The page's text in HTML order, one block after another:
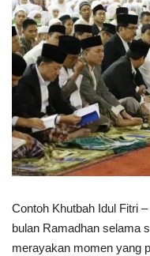
Contoh Khutbah Idul Fitri
bulan Ramadhan selama
merayakan momen yang